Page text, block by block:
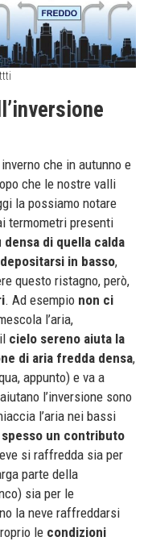
che in autunno e
che le nostre valli
la possiamo notare
termometri presenti
di quella calda
in basso,
questo ristagno, però,
. Ad esempio non ci
l’aria,
cielo sereno aiuta la
di aria fredda densa,
appunto) e va a
l’inversione sono
l’aria nei bassi
un contributo
si raffredda sia per
parte della
sia per le
la neve raffreddarsi
le condizioni